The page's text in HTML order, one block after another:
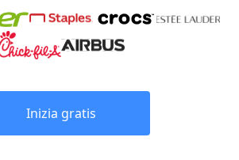
Inizia gratis